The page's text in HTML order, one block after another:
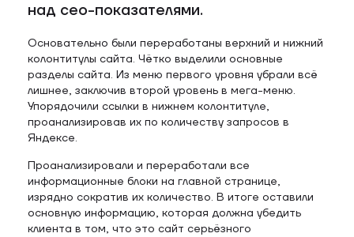
над сео-показателями.
Основательно были переработаны верхний и нижний
колонтитулы сайта. Чётко выделили основные
разделы сайта. Из меню первого уровня убрали всё
лишнее, заключив второй уровень в мега-меню.
Упорядочили ссылки в нижнем колонтитуле,
проанализировав их по количеству запросов в
Яндексе.
Проанализировали и переработали все
информационные блоки на главной странице,
изрядно сократив их количество. В итоге оставили
основную информацию, которая должна убедить
клиента в том, что это сайт серьёзного